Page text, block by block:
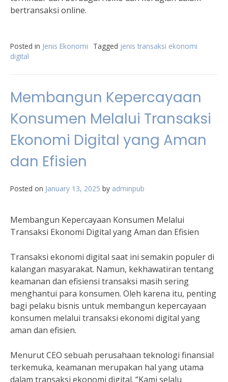
bertransaksi online.
Posted in Jenis Ekonomi Tagged jenis transaksi ekonomi
digital
Membangun Kepercayaan
Konsumen Melalui Transaksi
Ekonomi Digital yang Aman
dan Efisien
Posted on January 13, 2025 by adminpub
Membangun Kepercayaan Konsumen Melalui
Transaksi Ekonomi Digital yang Aman dan Efisien
Transaksi ekonomi digital saat ini semakin populer di
kalangan masyarakat. Namun, kekhawatiran tentang
keamanan dan efisiensi transaksi masih sering
menghantui para konsumen. Oleh karena itu, penting
bagi pelaku bisnis untuk membangun kepercayaan
konsumen melalui transaksi ekonomi digital yang
aman dan efisien.
Menurut CEO sebuah perusahaan teknologi finansial
terkemuka, keamanan merupakan hal yang utama
dalam transaksi ekonomi digital. “Kami selalu